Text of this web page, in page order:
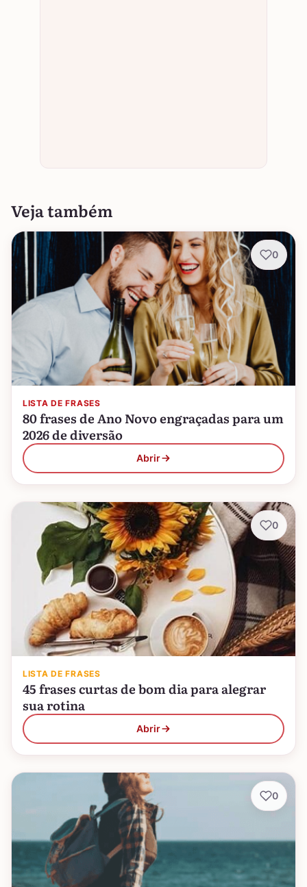
Veja também
LISTA DE FRASES
80 frases de Ano Novo engraçadas para um
2026 de diversão
Abrir
0
LISTA DE FRASES
45 frases curtas de bom dia para alegrar
sua rotina
Abrir
0
0